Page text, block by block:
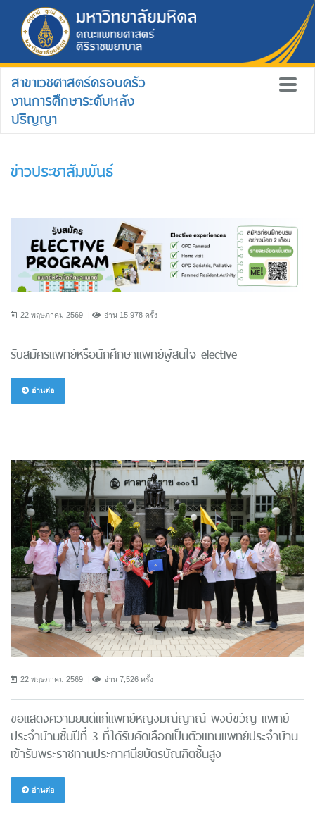
สาขาเวชศาสตร์ครอบครัว
งานการศึกษาระดับหลัง
ปริญญา
ข่าวประชาสัมพันธ์
22 พฤษภาคม 2569 อ่าน 15,978 ครั้ง
รับสมัครแพทย์หรือนักศึกษาแพทย์ผู้สนใจ elective
อ่านต่อ
22 พฤษภาคม 2569 อ่าน 7,526 ครั้ง
ขอแสดงความยินดีแก่แพทย์หญิงมณีญาณ์ พงษ์ขวัญ แพทย์
ประจำบ้านชั้นปีที่ 3 ที่ได้รับคัดเลือกเป็นตัวแทนแพทย์ประจำบ้าน
เข้ารับพระราชทานประกาศนียบัตรบัณฑิตชั้นสูง
อ่านต่อ